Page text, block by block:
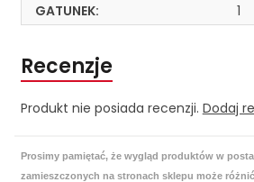
GATUNEK:
1
Recenzje
Produkt nie posiada recenzji. Dodaj
Prosimy pamiętać, że wygląd produktów w
zamieszczonych na stronach sklepu może